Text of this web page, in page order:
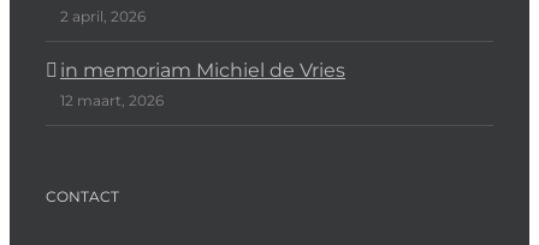
2 april, 2026
in memoriam Michiel de Vries
12 maart, 2026
CONTACT